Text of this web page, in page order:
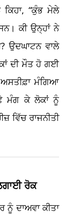
“ਕੁੰਭ ਮੇਲੇ
ਕੀ ਉਨ੍ਹਾਂ ਨੇ
ਉਦਘਾਟਨ ਵਾਲੇ
ਦੀ ਮੌਤ ਹੋ ਗਈ
ਅਸਤੀਫ਼ਾ ਮੰਗਿਆ
ਮੰਗ ਕੇ ਲੋਕਾਂ ਨੂੰ
ਵਿੱਚ ਰਾਜਨੀਤੀ
ਰੋਕ
ਨੂੰ ਦਾਅਵਾ ਕੀਤਾ